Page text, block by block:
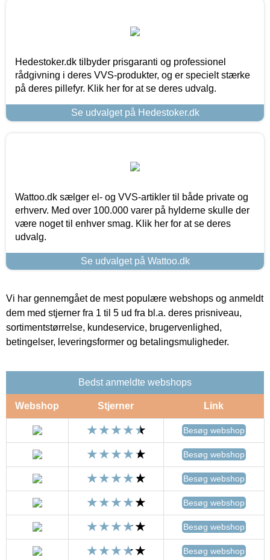
Hedestoker.dk tilbyder prisgaranti og professionel
rådgivning i deres VVS-produkter, og er specielt stærke
på deres pillefyr. Klik her for at se deres udvalg.
Se udvalget på Hedestoker.dk
Wattoo.dk sælger el- og VVS-artikler til både private og
erhverv. Med over 100.000 varer på hylderne skulle der
være noget til enhver smag. Klik her for at se deres
udvalg.
Se udvalget på Wattoo.dk
Vi har gennemgået de mest populære webshops og anmeldt
dem med stjerner fra 1 til 5 ud fra bl.a. deres prisniveau,
sortimentstørrelse, kundeservice, brugervenlighed,
betingelser, leveringsformer og betalingsmuligheder.
Bedst anmeldte webshops
Webshop Stjerner Link
Besøg webshop
Besøg webshop
Besøg webshop
Besøg webshop
Besøg webshop
Besøg webshop